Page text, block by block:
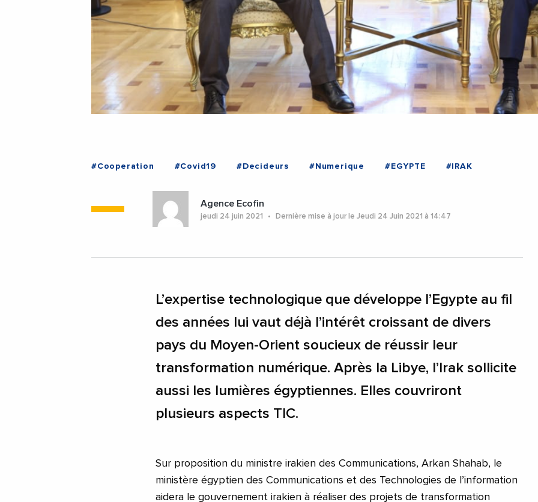
#Cooperation #Covid19 #Decideurs #Numerique #EGYPTE #IRAK
Agence Ecofin
jeudi 24 juin 2021 Dernière mise à jour le Jeudi 24 Juin 2021 à 14:47
L’expertise technologique que développe l’Egypte au fil
des années lui vaut déjà l’intérêt croissant de divers
pays du Moyen-Orient soucieux de réussir leur
transformation numérique. Après la Libye, l’Irak sollicite
aussi les lumières égyptiennes. Elles couvriront
plusieurs aspects TIC.
Sur proposition du ministre irakien des Communications, Arkan Shahab, le
ministère égyptien des Communications et des Technologies de l’information
aidera le gouvernement irakien à réaliser des projets de transformation